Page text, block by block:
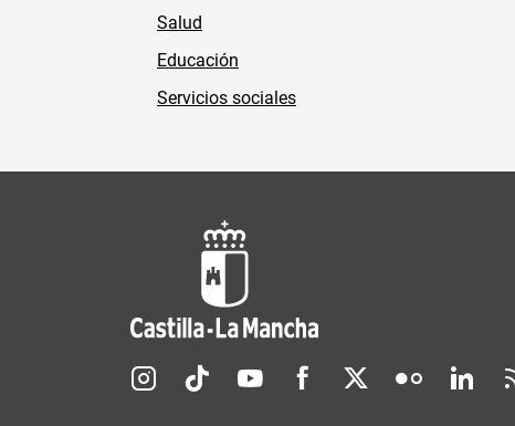
Salud
Educación
Servicios sociales
Redes sociales JCCM